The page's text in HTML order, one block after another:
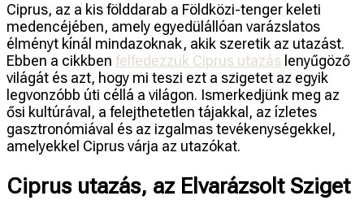
Ciprus, az a kis földdarab a Földközi-tenger keleti
medencéjében, amely egyedülállóan varázslatos
élményt kínál mindazoknak, akik szeretik az utazást.
Ebben a cikkben felfedezzük Ciprus utazás lenyűgöző
világát és azt, hogy mi teszi ezt a szigetet az egyik
legvonzóbb úti céllá a világon. Ismerkedjünk meg az
ősi kultúrával, a felejthetetlen tájakkal, az ízletes
gasztronómiával és az izgalmas tevékenységekkel,
amelyekkel Ciprus várja az utazókat.
Ciprus utazás, az Elvarázsolt Sziget